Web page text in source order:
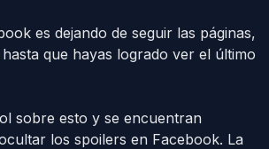
es dejando de seguir las páginas,
que hayas logrado ver el último
sobre esto y se encuentran
los spoilers en Facebook. La